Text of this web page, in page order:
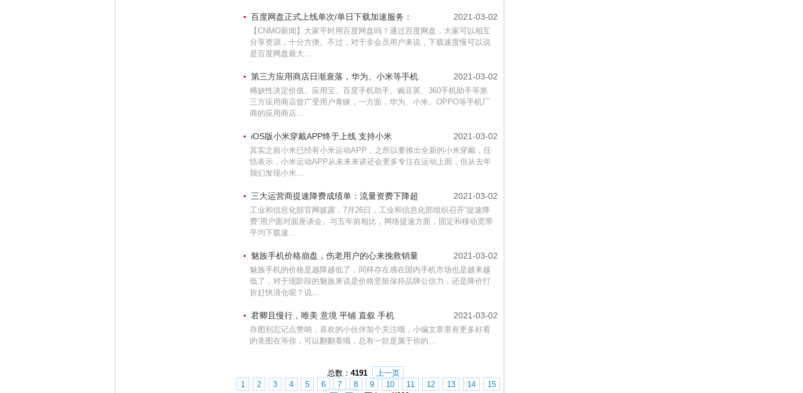
2021-03-02
百度网盘正式上线单次/单日下载加速服务：
【CNMO新闻】大家平时用百度网盘吗？通过百度网盘，大家可以相互
分享资源，十分方便。不过，对于非会员用户来说，下载速度慢可以说
是百度网盘最大...
2021-03-02
第三方应用商店日渐衰落，华为、小米等手机
稀缺性决定价值。应用宝、百度手机助手、豌豆荚、360手机助手等第
三方应用商店曾广受用户青睐，一方面，华为、小米、OPPO等手机厂
商的应用商店...
2021-03-02
iOS版小米穿戴APP终于上线 支持小米
其实之前小米已经有小米运动APP，之所以要推出全新的小米穿戴，任
恬表示，小米运动APP从未来来讲还会更多专注在运动上面，但从去年
我们发现小米...
2021-03-02
三大运营商提速降费成绩单：流量资费下降超
工业和信息化部官网披露，7月26日，工业和信息化部组织召开“提速降
费”用户面对面座谈会。与五年前相比，网络提速方面，固定和移动宽带
平均下载速...
2021-03-02
魅族手机价格崩盘，伤老用户的心来挽救销量
魅族手机的价格是越降越低了，同样存在感在国内手机市场也是越来越
低了，对于现阶段的魅族来说是价格坚挺保持品牌公信力，还是降价打
折赶快清仓呢？说...
2021-03-02
君卿且慢行，唯美 意境 平铺 直叙 手机
存图别忘记点赞呐，喜欢的小伙伴加个关注哦，小编文章里有更多好看
的美图在等你，可以翻翻看哦，总有一款是属于你的...
总数： 4191
上一页
1
2 3 4 5 6 7 8 9 10 11 12 13 14
15